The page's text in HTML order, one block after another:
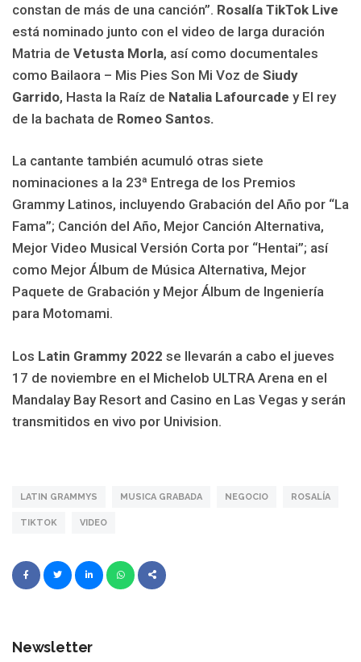
constan de más de una canción”. Rosalía TikTok Live
está nominado junto con el video de larga duración
Matria de Vetusta Morla, así como documentales
como Bailaora – Mis Pies Son Mi Voz de Siudy
Garrido, Hasta la Raíz de Natalia Lafourcade y El rey
de la bachata de Romeo Santos.
La cantante también acumuló otras siete
nominaciones a la 23ª Entrega de los Premios
Grammy Latinos, incluyendo Grabación del Año por “La
Fama”; Canción del Año, Mejor Canción Alternativa,
Mejor Video Musical Versión Corta por “Hentai”; así
como Mejor Álbum de Música Alternativa, Mejor
Paquete de Grabación y Mejor Álbum de Ingeniería
para Motomami.
Los Latin Grammy 2022 se llevarán a cabo el jueves
17 de noviembre en el Michelob ULTRA Arena en el
Mandalay Bay Resort and Casino en Las Vegas y serán
transmitidos en vivo por Univision.
LATIN GRAMMYS MUSICA GRABADA NEGOCIO ROSALÍA
TIKTOK VIDEO
Newsletter